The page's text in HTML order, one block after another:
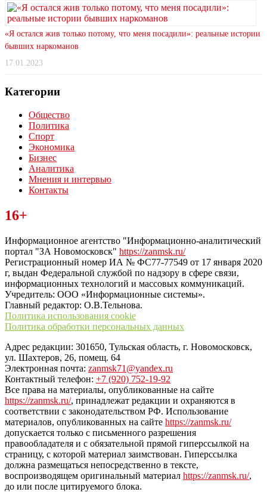
«Я остался жив только потому, что меня посадили»: реальные истории
бывших наркоманов
17.01.2023
Категории
Общество
Политика
Спорт
Экономика
Бизнес
Аналитика
Мнения и интервью
Контакты
Читайте последние новости дня в Тульской области на сайте
“ЗаНовомосковск”
16+
Информационное агентство "Информационно-аналитический
портал "ЗА Новомосковск" https://zanmsk.ru/
Регистрационный номер ИА № ФС77-77549 от 17 января 2020
г, выдан Федеральной службой по надзору в сфере связи,
информационных технологий и массовых коммуникаций.
Учредитель: ООО «Информационные системы».
Главный редактор: О.В.Тельнова.
Политика использования cookie
Политика обработки персональных данных
Адрес редакции: 301650, Тульская область, г. Новомосковск,
ул. Шахтеров, 26, помещ. 64
Электронная почта: zanmsk71@yandex.ru
Контактный телефон: +7 (920) 752-19-92
Все права на материалы, опубликованные на сайте
https://zanmsk.ru/, принадлежат редакции и охраняются в
соответствии с законодательством РФ. Использование
материалов, опубликованных на сайте https://zanmsk.ru/
допускается только с письменного разрешения
правообладателя и с обязательной прямой гиперссылкой на
страницу, с которой материал заимствован. Гиперссылка
должна размещаться непосредственно в тексте,
воспроизводящем оригинальный материал https://zanmsk.ru/,
до или после цитируемого блока.